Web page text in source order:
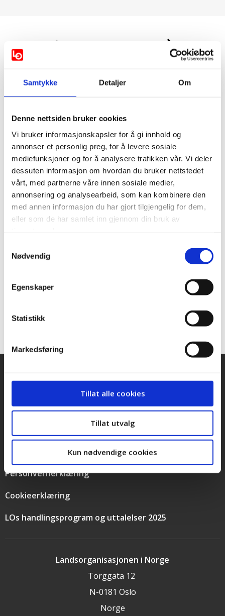
Samtykke Detaljer Om
Denne nettsiden bruker cookies
Vi bruker informasjonskapsler for å gi innhold og
annonser et personlig preg, for å levere sosiale
mediefunksjoner og for å analysere trafikken vår. Vi deler
dessuten informasjon om hvordan du bruker nettstedet
vårt, med partnerne våre innen sosiale medier,
annonsering og analysearbeid, som kan kombinere den
med annen informasjon du har gjort tilgjengelig for dem,
eller som de har samlet inn gjennom din bruk av
Nødvendig
Egenskaper
Statistikk
Markedsføring
Tillat alle cookies
Tillat utvalg
Kun nødvendige cookies
Hele, faste stillinger
Vis mer
Støttes av:
Venstre AP
Støttes ikke av:
Ikke svart:
Tverrpolitisk liste for Giske
Høyre
Landsorganisasjonen i Norge
Torggata 12
N-0181 Oslo
Norge
Snarveier
Kontakt oss
Presse
Personvernerklæring
Cookieerklæring
LOs handlingsprogram og uttalelser 2025